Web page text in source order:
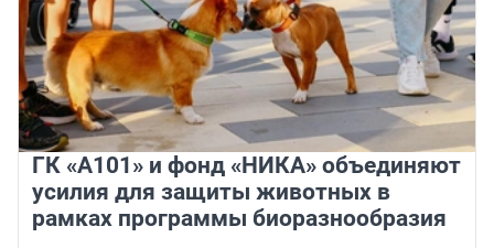
ГК «А101» и фонд «НИКА» объединяют
усилия для защиты животных в
рамках программы биоразнообразия